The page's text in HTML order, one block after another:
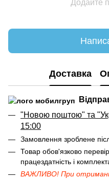
Додайте
Доставка
"Новою поштою" та
15:00
Замовлення зроблене
Товар обов'язково
працездатність і
ВАЖЛИВО! При отриманні